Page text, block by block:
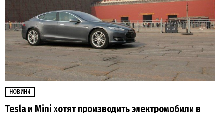
НОВИНИ
Tesla и Mini хотят производить электромобили в